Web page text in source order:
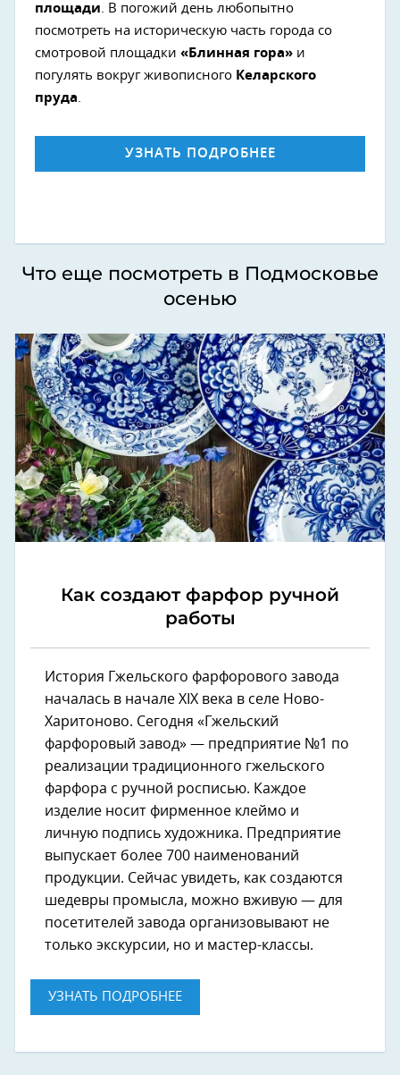
площади . В погожий день любопытно
посмотреть на историческую часть города со
смотровой площадки «Блинная гора» и
погулять вокруг живописного Келарского
пруда
УЗНАТЬ ПОДРОБНЕЕ
Что еще посмотреть в Подмосковье
осенью
Как создают фарфор ручной
работы
История Гжельского фарфорового завода
началась в начале XIX века в селе Ново-
Харитоново. Сегодня «Гжельский
фарфоровый завод» — предприятие №1 по
реализации традиционного гжельского
фарфора с ручной росписью. Каждое
изделие носит фирменное клеймо и
личную подпись художника. Предприятие
выпускает более 700 наименований
продукции. Сейчас увидеть, как создаются
шедевры промысла, можно вживую — для
посетителей завода организовывают не
только экскурсии, но и мастер-классы.
УЗНАТЬ ПОДРОБНЕЕ